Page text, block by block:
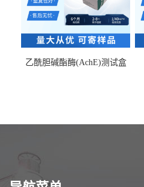
乙酰胆碱酯酶(AchE)测试盒